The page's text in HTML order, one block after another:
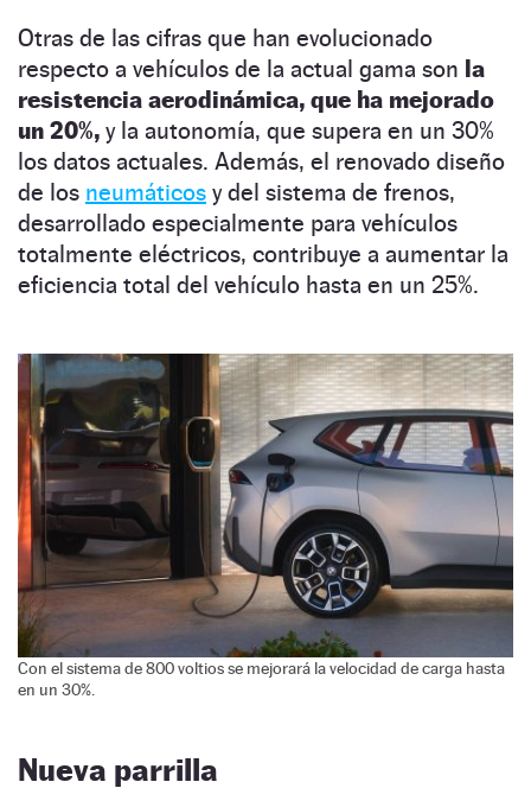
Otras de las cifras que han evolucionado
respecto a vehículos de la actual gama son la
resistencia aerodinámica, que ha mejorado
un 20%, y la autonomía, que supera en un 30%
los datos actuales. Además, el renovado diseño
de los neumáticos y del sistema de frenos,
desarrollado especialmente para vehículos
totalmente eléctricos, contribuye a aumentar la
eficiencia total del vehículo hasta en un 25%.
Con el sistema de 800 voltios se mejorará la velocidad de carga hasta
en un 30%.
Nueva parrilla